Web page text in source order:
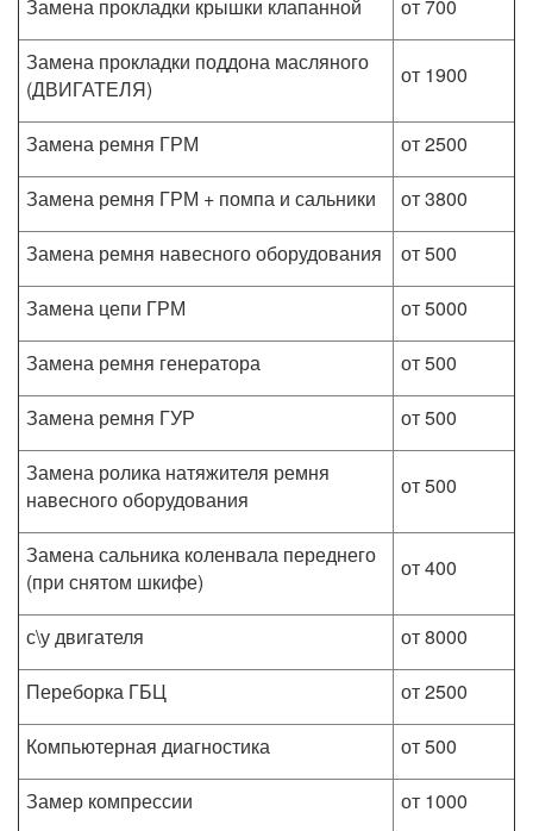
Замена прокладки крышки клапанной
от 700
Замена прокладки поддона масляного
(ДВИГАТЕЛЯ)
от 1900
Замена ремня ГРМ
от 2500
Замена ремня ГРМ + помпа и сальники
от 3800
Замена ремня навесного оборудования
от 500
Замена цепи ГРМ
от 5000
Замена ремня генератора
от 500
Замена ремня ГУР
от 500
Замена ролика натяжителя ремня
навесного оборудования
от 500
Замена сальника коленвала переднего
(при снятом шкифе)
от 400
с\у двигателя
от 8000
Переборка ГБЦ
от 2500
Компьютерная диагностика
от 500
Замер компрессии
от 1000